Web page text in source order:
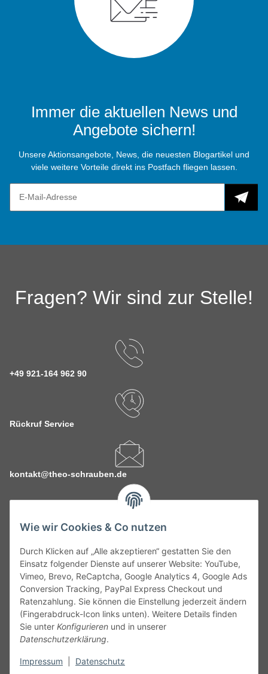
Wie wir Cookies & Co nutzen
Durch Klicken auf „Alle akzeptieren“ gestatten Sie den
Einsatz folgender Dienste auf unserer Website: YouTube,
Vimeo, Brevo, ReCaptcha, Google Analytics 4, Google Ads
Conversion Tracking, PayPal Express Checkout und
Ratenzahlung. Sie können die Einstellung jederzeit ändern
(Fingerabdruck-Icon links unten). Weitere Details finden
Sie unter Konfigurieren und in unserer
Datenschutzerklärung.
Impressum Datenschutz
Immer die aktuellen News und
Angebote sichern!
Unsere Aktionsangebote, News, die neuesten Blogartikel und
viele weitere Vorteile direkt ins Postfach fliegen lassen.
Fragen? Wir sind zur Stelle!
+49 921-164 962 90
Rückruf Service
kontakt@theo-schrauben.de
Service
Gesetzliche Informationen
Alle technischen Angaben ohne Gewähr. Irrtümer und fehlerhafte
Angaben vorbehalten. Wenn Sie Datenblätter oder spezielle
unseren Kundenservice. Abbildungen der Artikel können